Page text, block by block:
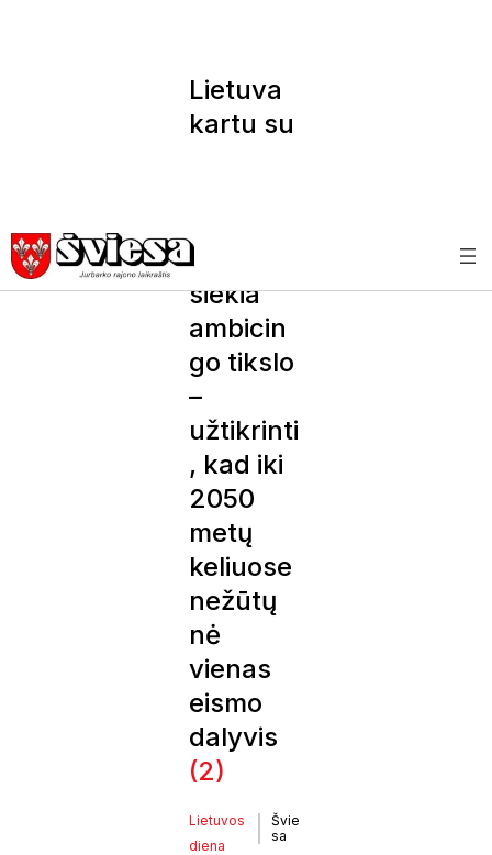
Lietuva
kartu su
s šalimis
siekia
ambicin
go tikslo
–
užtikrinti
, kad iki
2050
metų
keliuose
nežūtų
nė
vienas
eismo
dalyvis
(2)
Lietuvos
diena
Švie
sa